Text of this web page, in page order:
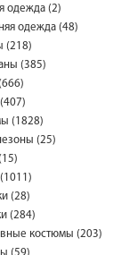
одежда (2)
одежда (48)
(218)
(385)
(1828)
(25)
(28)
(284)
костюмы (203)